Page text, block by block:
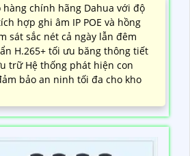
hàng chính hãng Dahua với độ
hợp ghi âm IP POE và hồng
sát sắc nét cả ngày lẫn đêm
H.265+ tối ưu băng thông tiết
trữ Hệ thống phát hiện con
bảo an ninh tối đa cho kho